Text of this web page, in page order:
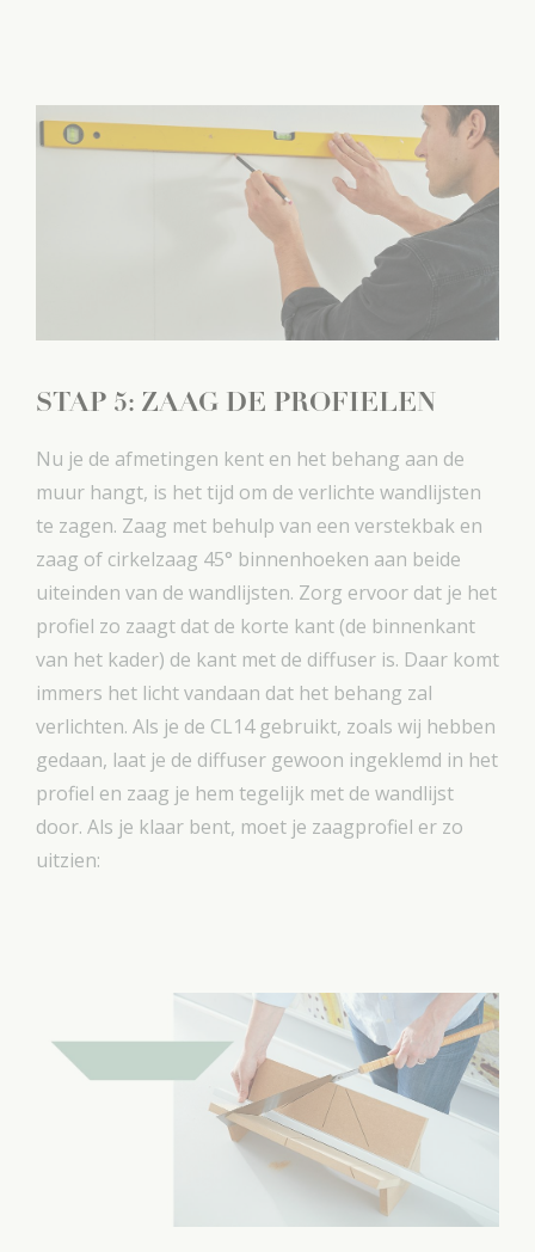
STAP 5: ZAAG DE PROFIELEN
Nu je de afmetingen kent en het behang aan de
muur hangt, is het tijd om de verlichte wandlijsten
te zagen. Zaag met behulp van een verstekbak en
zaag of cirkelzaag 45° binnenhoeken aan beide
uiteinden van de wandlijsten. Zorg ervoor dat je het
profiel zo zaagt dat de korte kant (de binnenkant
van het kader) de kant met de diffuser is. Daar komt
immers het licht vandaan dat het behang zal
verlichten. Als je de CL14 gebruikt, zoals wij hebben
gedaan, laat je de diffuser gewoon ingeklemd in het
profiel en zaag je hem tegelijk met de wandlijst
door. Als je klaar bent, moet je zaagprofiel er zo
uitzien: